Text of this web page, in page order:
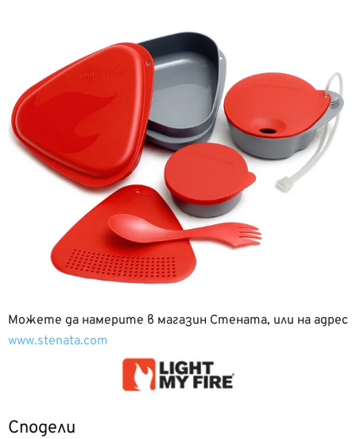
Можете да намерите в магазин Стената, или на адрес
www.stenata.com
Сподели